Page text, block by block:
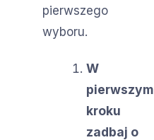
pierwszego
wyboru.
W
pierwszym
kroku
zadbaj o